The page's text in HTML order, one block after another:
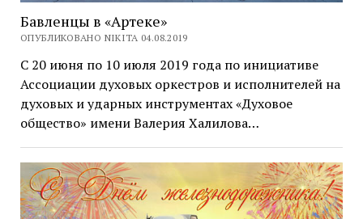
Бавленцы в «Артеке»
ОПУБЛИКОВАНО NIKITA 04.08.2019
С 20 июня по 10 июля 2019 года по инициативе
Ассоциации духовых оркестров и исполнителей на
духовых и ударных инструментах «Духовое
общество» имени Валерия Халилова…